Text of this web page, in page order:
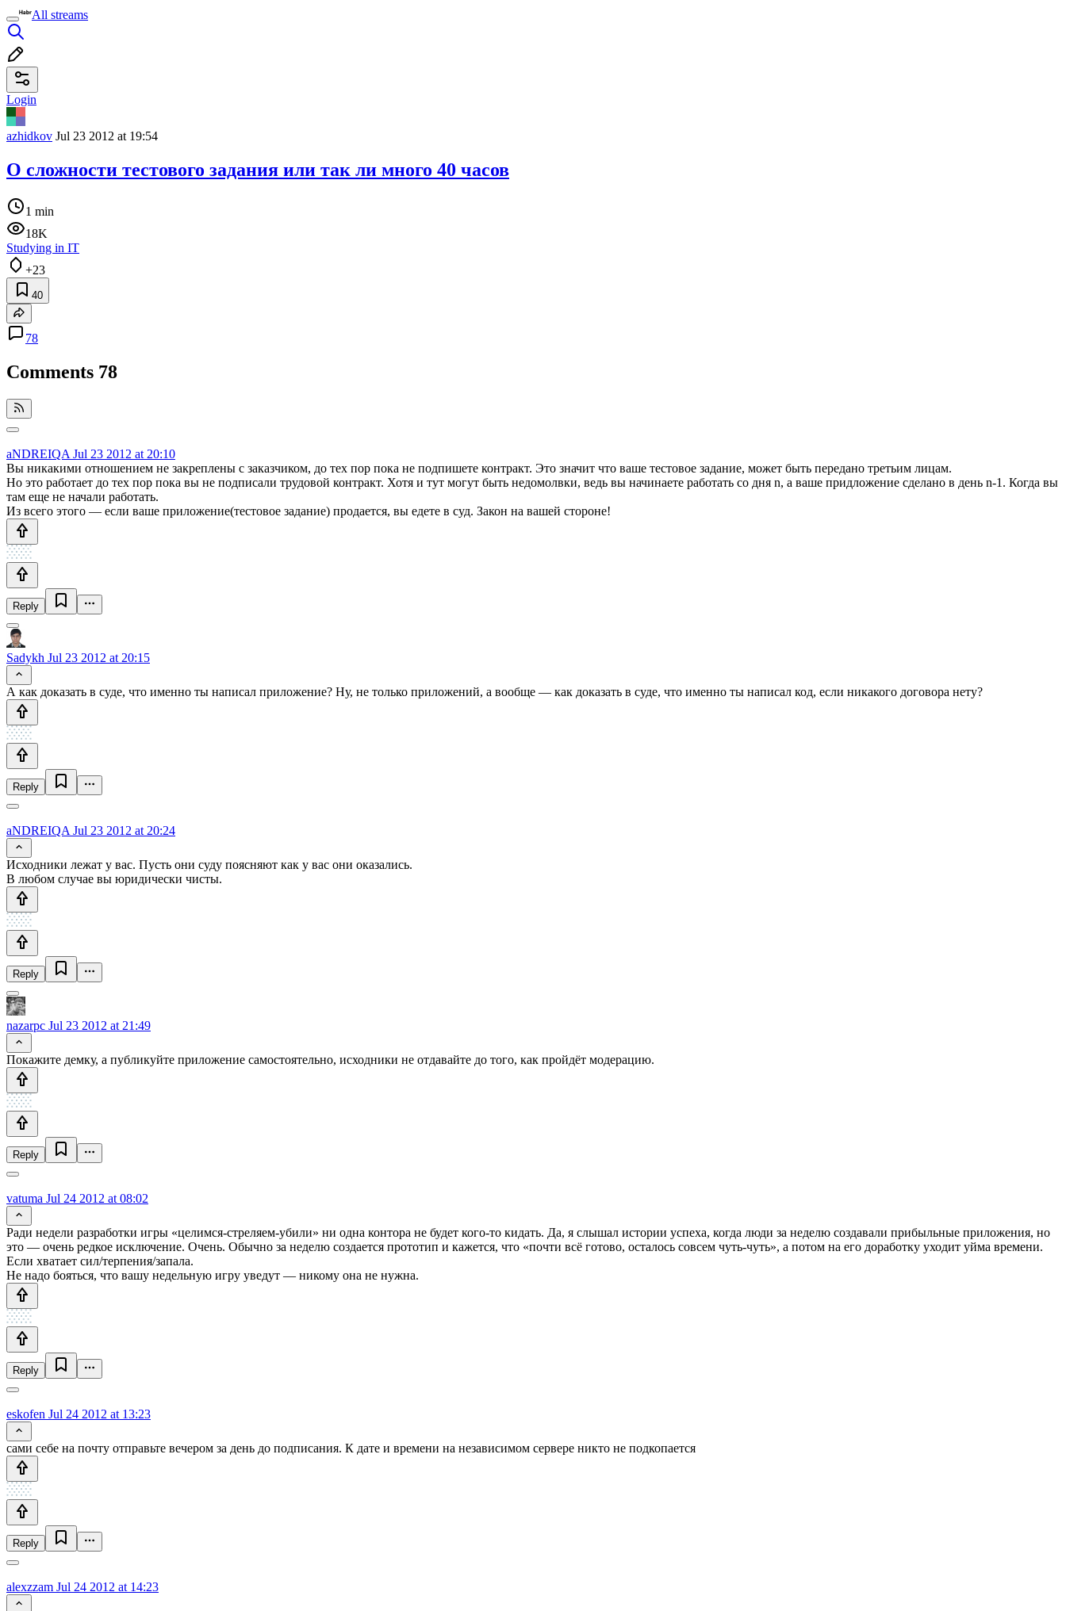
All streams
Login
azhidkov Jul 23 2012 at 19:54
О сложности тестового задания или так ли много 40 часов
1 min
18K
Studying in IT
+23
40
78
Comments 78
aNDREIQA Jul 23 2012 at 20:10
Вы никакими отношением не закреплены с заказчиком, до тех пор пока не подпишете контракт. Это значит что ваше тестовое задание, может быть передано третьим лицам.
Но это работает до тех пор пока вы не подписали трудовой контракт. Хотя и тут могут быть недомолвки, ведь вы начинаете работать со дня n, а ваше придложение сделано в день n-1. Когда вы
там еще не начали работать.
Из всего этого — если ваше приложение(тестовое задание) продается, вы едете в суд. Закон на вашей стороне!
Reply
Sadykh Jul 23 2012 at 20:15
А как доказать в суде, что именно ты написал приложение? Ну, не только приложений, а вообще — как доказать в суде, что именно ты написал код, если никакого договора нету?
Reply
aNDREIQA Jul 23 2012 at 20:24
Исходники лежат у вас. Пусть они суду поясняют как у вас они оказались.
В любом случае вы юридически чисты.
Reply
nazarpc Jul 23 2012 at 21:49
Покажите демку, а публикуйте приложение самостоятельно, исходники не отдавайте до того, как пройдёт модерацию.
Reply
vatuma Jul 24 2012 at 08:02
Ради недели разработки игры «целимся-стреляем-убили» ни одна контора не будет кого-то кидать. Да, я слышал истории успеха, когда люди за неделю создавали прибыльные приложения, но
это — очень редкое исключение. Очень. Обычно за неделю создается прототип и кажется, что «почти всё готово, осталось совсем чуть-чуть», а потом на его доработку уходит уйма времени.
Если хватает сил/терпения/запала.
Не надо бояться, что вашу недельную игру уведут — никому она не нужна.
Reply
eskofen Jul 24 2012 at 13:23
сами себе на почту отправьте вечером за день до подписания. К дате и времени на независимом сервере никто не подкопается
Reply
alexzzam Jul 24 2012 at 14:23